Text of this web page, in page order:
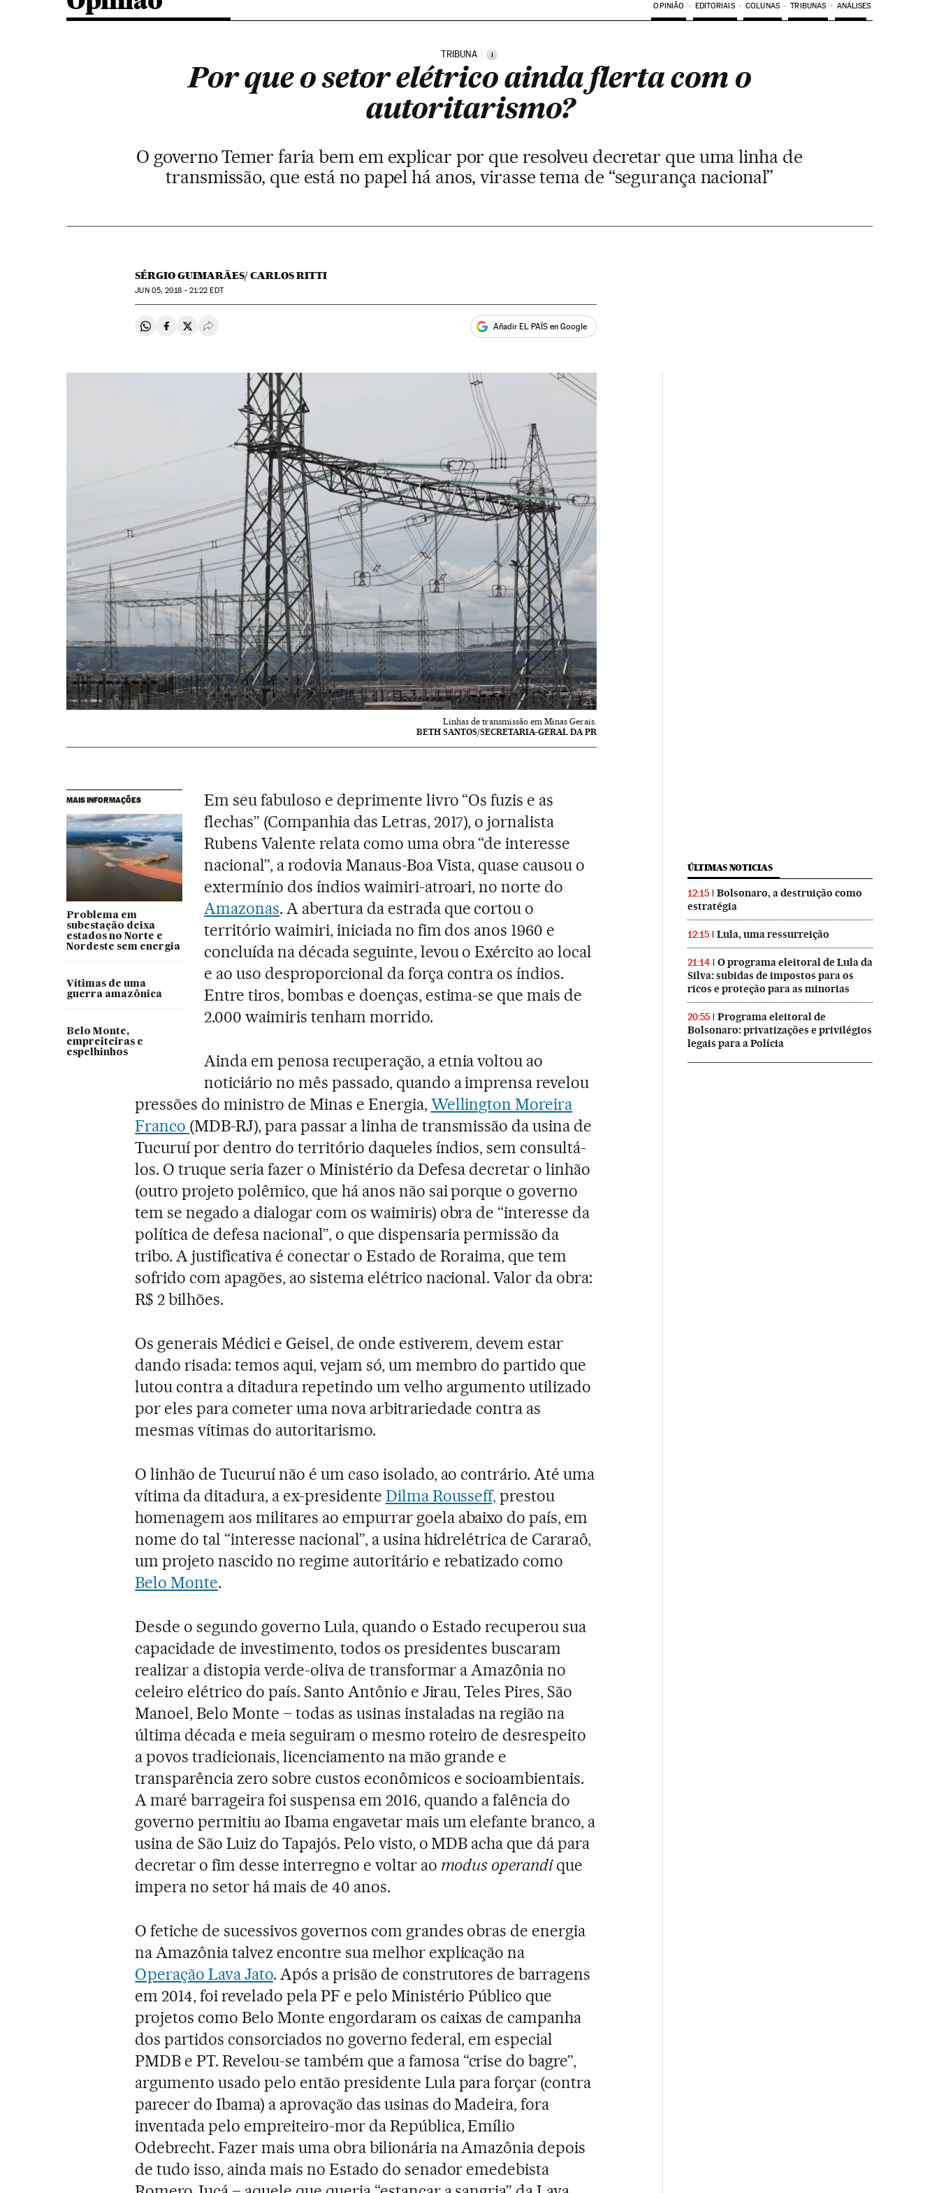
OPINIÃO EDITORIAIS COLUNAS TRIBUNAS ANÁLISES
TRIBUNA i
Por que o setor elétrico ainda flerta com o
autoritarismo?
O governo Temer faria bem em explicar por que resolveu decretar que uma linha de
transmissão, que está no papel há anos, virasse tema de “segurança nacional”
SÉRGIO GUIMARÃES/ CARLOS RITTI
JUN05, 2018 - 21:22 EDT
Compartir en Whatsapp
Compartir en Facebook
Compartir en Twitter
Desplegar Redes Sociales Añadir EL PAÍS en Google
Linhas de transmissão em Minas Gerais.
BETH SANTOS/SECRETARIA-GERAL DA PR
MAIS INFORMAÇÕES
Problema em
subestação deixa
estados no Norte e
Nordeste sem energia
Vítimas de uma
guerra amazônica
Belo Monte,
empreiteiras e
espelhinhos
Em seu fabuloso e deprimente livro “Os fuzis e as
flechas” (Companhia das Letras, 2017), o jornalista
Rubens Valente relata como uma obra “de interesse
nacional”, a rodovia Manaus-Boa Vista, quase causou o
extermínio dos índios waimiri-atroari, no norte do
Amazonas. A abertura da estrada que cortou o
território waimiri, iniciada no fim dos anos 1960 e
concluída na década seguinte, levou o Exército ao local
e ao uso desproporcional da força contra os índios.
Entre tiros, bombas e doenças, estima-se que mais de
2.000 waimiris tenham morrido.
Ainda em penosa recuperação, a etnia voltou ao
noticiário no mês passado, quando a imprensa revelou
pressões do ministro de Minas e Energia, Wellington Moreira
Franco (MDB-RJ), para passar a linha de transmissão da usina de
Tucuruí por dentro do território daqueles índios, sem consultá-
los. O truque seria fazer o Ministério da Defesa decretar o linhão
(outro projeto polêmico, que há anos não sai porque o governo
tem se negado a dialogar com os waimiris) obra de “interesse da
política de defesa nacional”, o que dispensaria permissão da
tribo. A justificativa é conectar o Estado de Roraima, que tem
sofrido com apagões, ao sistema elétrico nacional. Valor da obra:
R$ 2 bilhões.
Os generais Médici e Geisel, de onde estiverem, devem estar
dando risada: temos aqui, vejam só, um membro do partido que
lutou contra a ditadura repetindo um velho argumento utilizado
por eles para cometer uma nova arbitrariedade contra as
mesmas vítimas do autoritarismo.
O linhão de Tucuruí não é um caso isolado, ao contrário. Até uma
vítima da ditadura, a ex-presidente Dilma Rousseff, prestou
homenagem aos militares ao empurrar goela abaixo do país, em
nome do tal “interesse nacional”, a usina hidrelétrica de Cararaô,
um projeto nascido no regime autoritário e rebatizado como
Belo Monte.
Desde o segundo governo Lula, quando o Estado recuperou sua
capacidade de investimento, todos os presidentes buscaram
realizar a distopia verde-oliva de transformar a Amazônia no
celeiro elétrico do país. Santo Antônio e Jirau, Teles Pires, São
Manoel, Belo Monte – todas as usinas instaladas na região na
última década e meia seguiram o mesmo roteiro de desrespeito
a povos tradicionais, licenciamento na mão grande e
transparência zero sobre custos econômicos e socioambientais.
A maré barrageira foi suspensa em 2016, quando a falência do
governo permitiu ao Ibama engavetar mais um elefante branco, a
usina de São Luiz do Tapajós. Pelo visto, o MDB acha que dá para
decretar o fim desse interregno e voltar ao modus operandique
impera no setor há mais de 40 anos.
O fetiche de sucessivos governos com grandes obras de energia
na Amazônia talvez encontre sua melhor explicação na
Operação Lava Jato. Após a prisão de construtores de barragens
em 2014, foi revelado pela PF e pelo Ministério Público que
projetos como Belo Monte engordaram os caixas de campanha
dos partidos consorciados no governo federal, em especial
PMDB e PT. Revelou-se também que a famosa “crise do bagre”,
argumento usado pelo então presidente Lula para forçar (contra
parecer do Ibama) a aprovação das usinas do Madeira, fora
inventada pelo empreiteiro-mor da República, Emílio
Odebrecht. Fazer mais uma obra bilionária na Amazônia depois
de tudo isso, ainda mais no Estado do senador emedebista
ÚLTIMAS NOTICIAS
12:15
Bolsonaro, a destruição como
estratégia
12:15 Lula, uma ressurreição
21:14
O programa eleitoral de Lula da
Silva: subidas de impostos para os
ricos e proteção para as minorias
20:55
Programa eleitoral de
Bolsonaro: privatizações e privilégios
legais para a Polícia